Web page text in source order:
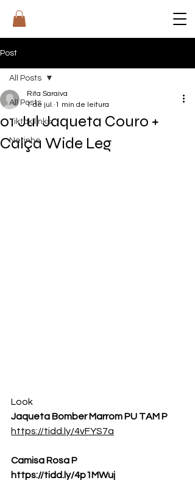
RIT
Post
All Posts
Tiktok links
Netinho
All Posts
01 Jul Jaqueta Couro +
Calça Wide Leg
Rita Saraiva
1 de jul. 1 min de leitura
Look
Jaqueta Bomber Marrom PU TAM P
https://tidd.ly/4vFYS7a
Camisa Rosa P
https://tidd.ly/4p1MWuj